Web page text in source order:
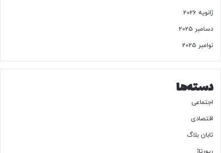
ج
د
ل
ژانویه 2026
دسامبر 2025
نوامبر 2025
دسته‌ها
اجتماعی
اقتصادی
تابان بلاگ